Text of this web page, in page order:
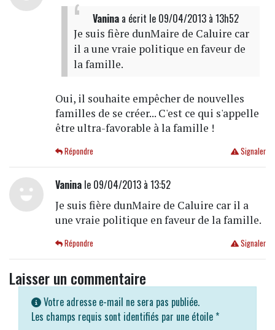
Vaninaa écrit le 09/04/2013 à 13h52
Je suis fière dunMaire de Caluire car
il a une vraie politique en faveur de
la famille.
Oui, il souhaite empêcher de nouvelles
familles de se créer... C'est ce qui s'appelle
être ultra-favorable à la famille !
Signaler
Répondre
Vaninale 09/04/2013 à 13:52
Je suis fière dunMaire de Caluire car il a
une vraie politique en faveur de la famille.
Signaler
Répondre
Laisser un commentaire
Votre adresse e-mail ne sera pas publiée.
Les champs requis sont identifiés par une étoile *